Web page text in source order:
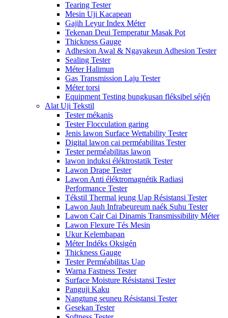
Tearing Tester
Mesin Uji Kacapean
Gajih Leyur Index Méter
Tekenan Deui Temperatur Masak Pot
Thickness Gauge
Adhesion Awal & Ngayakeun Adhesion Tester
Sealing Tester
Méter Halimun
Gas Transmission Laju Tester
Méter torsi
Equipment Testing bungkusan fléksibel séjén
Alat Uji Tekstil
Tester mékanis
Tester Flocculation garing
Jenis lawon Surface Wettability Tester
Digital lawon cai perméabilitas Tester
Tester perméabilitas lawon
lawon induksi éléktrostatik Tester
Lawon Drape Tester
Lawon Anti éléktromagnétik Radiasi
Performance Tester
Tékstil Thermal jeung Uap Résistansi Tester
Lawon Jauh Infrabeureum naék Suhu Tester
Lawon Cair Cai Dinamis Transmissibility Méter
Lawon Flexure Tés Mesin
Ukur Kelembapan
Méter Indéks Oksigén
Thickness Gauge
Tester Perméabilitas Uap
Warna Fastness Tester
Surface Moisture Résistansi Tester
Panguji Kaku
Nangtung seuneu Résistansi Tester
Gesekan Tester